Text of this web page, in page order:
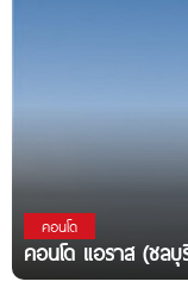
คอนโด
คอนโด แอราส (ชลบุ